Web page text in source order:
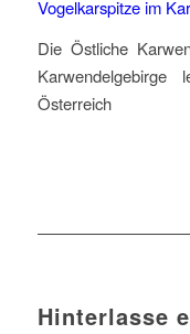
Die Östliche
Karwendelgebirge
Österreich
Hinterlasse